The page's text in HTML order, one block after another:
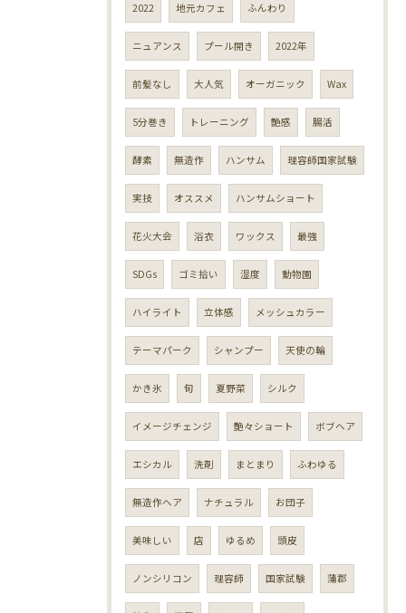
2022 地元カフェ ふんわり
ニュアンス プール開き 2022年
前髪なし 大人気 オーガニック Wax
5分巻き トレーニング 艶感 腸活
酵素 無造作 ハンサム 理容師国家試験
実技 オススメ ハンサムショート
花火大会 浴衣 ワックス 最強
SDGs ゴミ拾い 湿度 動物園
ハイライト 立体感 メッシュカラー
テーマパーク シャンプー 天使の輪
かき氷 旬 夏野菜 シルク
イメージチェンジ 艶々ショート ボブヘア
エシカル 洗剤 まとまり ふわゆる
無造作ヘア ナチュラル お団子
美味しい 店 ゆるめ 頭皮
ノンシリコン 理容師 国家試験 蒲郡